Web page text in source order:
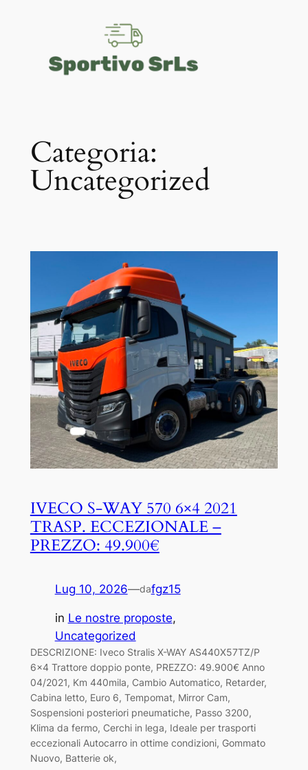
Categoria:
Uncategorized
IVECO S-WAY 570 6×4 2021
TRASP. ECCEZIONALE –
PREZZO: 49.900€
Lug 10, 2026—dafgz15
in Le nostre proposte
Uncategorized
DESCRIZIONE: Iveco Stralis X-WAY AS440X57TZ/P
6×4 Trattore doppio ponte, PREZZO: 49.900€ Anno
04/2021, Km 440mila, Cambio Automatico, Retarder,
Cabina letto, Euro 6, Tempomat, Mirror Cam,
Sospensioni posteriori pneumatiche, Passo 3200,
Klima da fermo, Cerchi in lega, Ideale per trasporti
eccezionali Autocarro in ottime condizioni, Gommato
Nuovo, Batterie ok,